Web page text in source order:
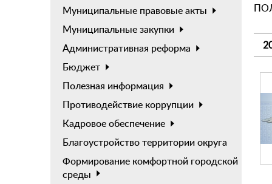
Муниципальные правовые акты
Муниципальные закупки
Административная реформа
Бюджет
Полезная информация
Противодействие коррупции
Кадровое обеспечение
Благоустройство территории округа
Формирование комфортной городской
среды